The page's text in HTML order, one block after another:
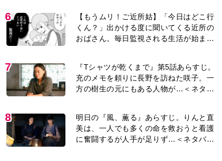
6
【もうムリ！ご近所姑】「今日はどこ行
くん？」出かける度に聞いてくる近所の
おばさん。毎日監視される生活が始ま
7
『Tシャツが乾くまで』第5話あらすじ。
充のメモを頼りに長野を訪ねた咲子。一
方の樹生の元にもある人物が…＜ネタバ
8
明日の『風、薫る』あらすじ。りんと直
美は、一人でも多くの命を救おうと看護
に奮闘するが人手が足りず…＜ネタバレ